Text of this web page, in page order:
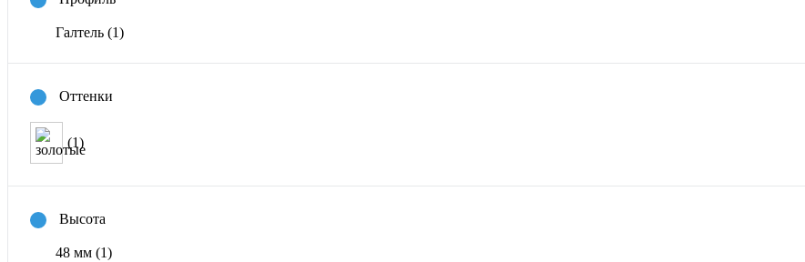
Галтель (1)
Оттенки
(1)
Высота
48 мм (1)